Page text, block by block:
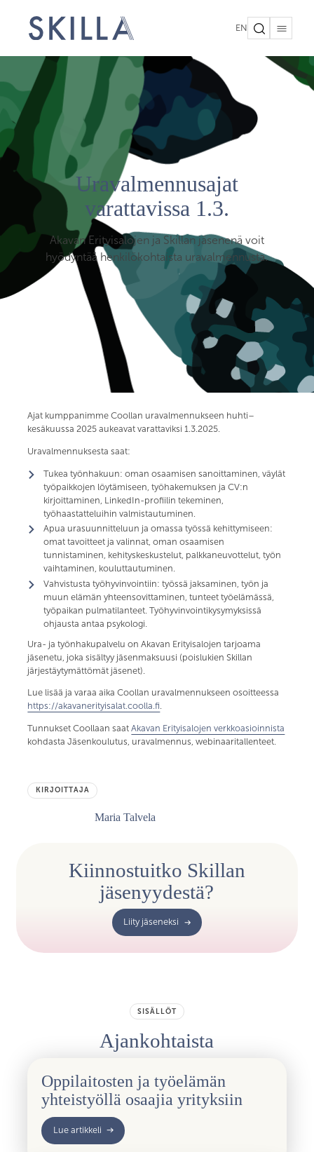
EN
Uravalmennusajat
varattavissa 1.3.
Akavan Erityisalojen ja Skillan jäsenenä voit
hyödyntää henkilökohtaista uravalmennusta.
Ajat kumppanimme Coollan uravalmennukseen huhti–
kesäkuussa 2025 aukeavat varattaviksi 1.3.2025.
Uravalmennuksesta saat:
Tukea työnhakuun: oman osaamisen sanoittaminen, väylät
työpaikkojen löytämiseen, työhakemuksen ja CV:n
kirjoittaminen, LinkedIn-profiilin tekeminen,
työhaastatteluihin valmistautuminen.
Apua urasuunnitteluun ja omassa työssä kehittymiseen:
omat tavoitteet ja valinnat, oman osaamisen
tunnistaminen, kehityskeskustelut, palkkaneuvottelut, työn
vaihtaminen, kouluttautuminen.
Vahvistusta työhyvinvointiin: työssä jaksaminen, työn ja
muun elämän yhteensovittaminen, tunteet työelämässä,
työpaikan pulmatilanteet. Työhyvinvointikysymyksissä
ohjausta antaa psykologi.
Ura- ja työnhakupalvelu on Akavan Erityisalojen tarjoama
jäsenetu, joka sisältyy jäsenmaksuusi (poislukien Skillan
järjestäytymättömät jäsenet).
Lue lisää ja varaa aika Coollan uravalmennukseen osoitteessa
https://akavanerityisalat.coolla.fi.
Tunnukset Coollaan saatAkavan Erityisalojen verkkoasioinnista
kohdasta Jäsenkoulutus, uravalmennus, webinaaritallenteet.
KIRJOITTAJA
Maria Talvela
Kiinnostuitko Skillan
jäsenyydestä?
Liity jäseneksi
SISÄLLÖT
Ajankohtaista
Oppilaitosten ja työelämän
yhteistyöllä osaajia yrityksiin
Lue artikkeli